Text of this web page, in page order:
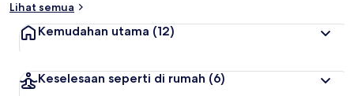
Lihat semua
Kemudahan utama (12)
Keselesaan seperti di rumah (6)